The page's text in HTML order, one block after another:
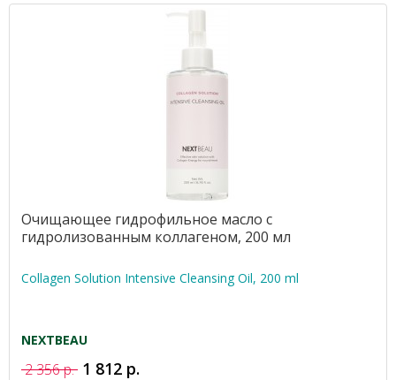
Очищающее гидрофильное масло с
гидролизованным коллагеном, 200 мл
Collagen Solution Intensive Cleansing Oil, 200 ml
NEXTBEAU
2 356 р. 1 812 р.